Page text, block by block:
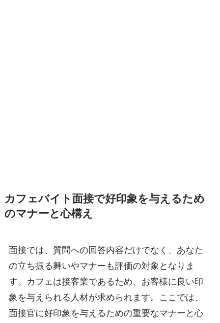
カフェバイト面接で好印象を与えるため
のマナーと心構え
面接では、質問への回答内容だけでなく、あなた
の立ち振る舞いやマナーも評価の対象となりま
す。カフェは接客業であるため、お客様に良い印
象を与えられる人材が求められます。ここでは、
面接官に好印象を与えるための重要なマナーと心